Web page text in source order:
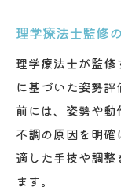
理学療法士監修
理学療法士が監
に基づいた姿勢
前には、姿勢や
不調の原因を明
適した手技や調
ます。